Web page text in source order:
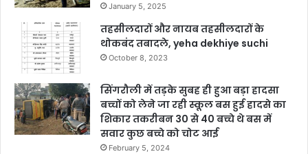
January 5, 2025
तहसीलदारों और नायब तहसीलदारों के
थोकबंद तबादले, yeha dekhiye suchi
October 8, 2023
सिंगरौली में तड़के सुबह ही हुआ बड़ा हादसा
बच्चों को लेने जा रही स्कूल बस हुई हादसे का
शिकार तकरीबन 30 से 40 बच्चे थे बस में
सवार कुछ बच्चे को चोट आई
February 5, 2024